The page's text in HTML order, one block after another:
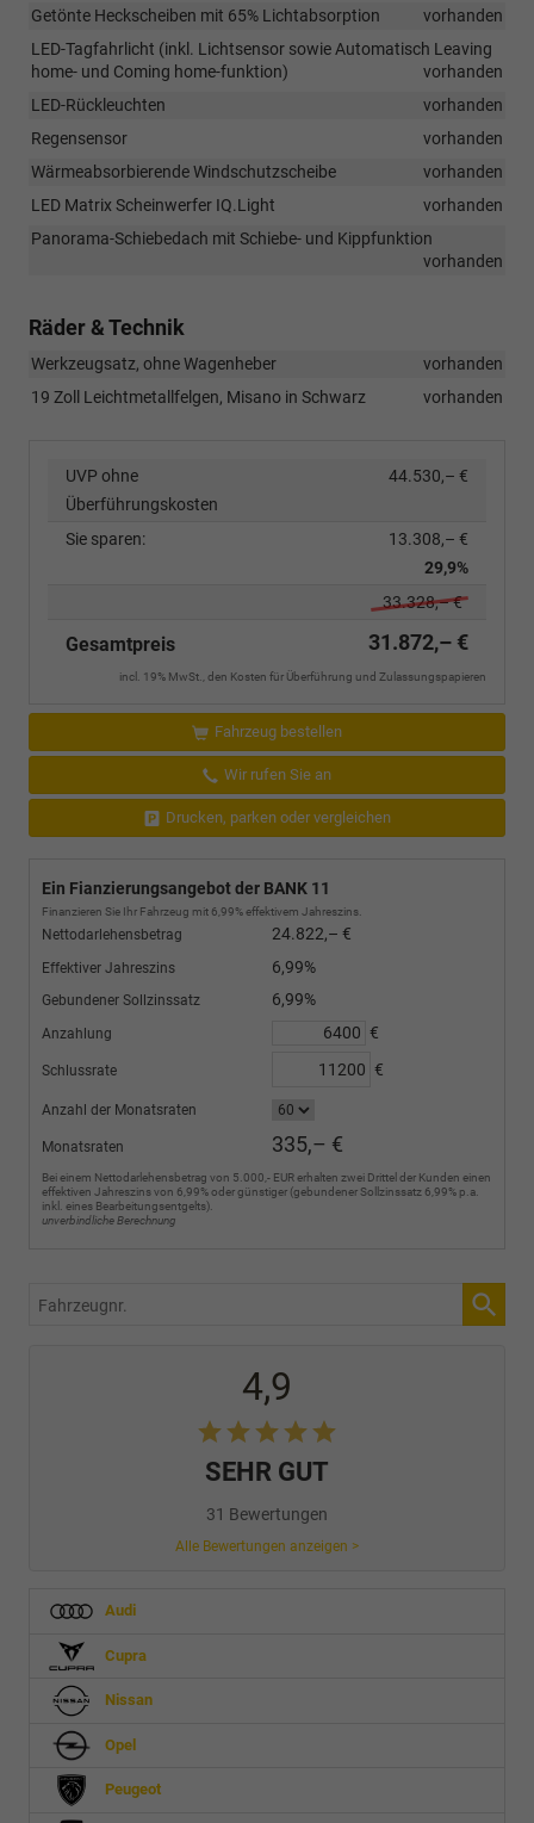
Getönte Heckscheiben mit 65% Lichtabsorption
vorhanden
LED-Tagfahrlicht (inkl. Lichtsensor sowie Automatisch Leaving
home- und Coming home-funktion)
vorhanden
LED-Rückleuchten
vorhanden
Regensensor
vorhanden
Wärmeabsorbierende Windschutzscheibe
vorhanden
LED Matrix Scheinwerfer IQ.Light
vorhanden
Panorama-Schiebedach mit Schiebe- und Kippfunktion
vorhanden
Räder & Technik
Werkzeugsatz, ohne Wagenheber
vorhanden
19 Zoll Leichtmetallfelgen, Misano in Schwarz
vorhanden
UVP ohne
Überführungskosten
44.530,– €
Sie sparen:
13.308,– €
29,9%
33.328,– €
Gesamtpreis 31.872,– €
incl. 19% MwSt., den Kosten für Überführung und Zulassungspapieren
Fahrzeug bestellen
Wir rufen Sie an
Drucken, parken oder vergleichen
Ein Fianzierungsangebot der BANK 11
Finanzieren Sie Ihr Fahrzeug mit 6,99% effektivem Jahreszins.
Nettodarlehensbetrag 24.822,– €
Effektiver Jahreszins 6,99%
Gebundener Sollzinssatz 6,99%
Anzahlung €
Schlussrate €
Anzahl der Monatsraten
Monatsraten 335,– €
Bei einem Nettodarlehensbetrag von 5.000,- EUR erhalten zwei Drittel der Kunden einen
effektiven Jahreszins von 6,99% oder günstiger (gebundener Sollzinssatz 6,99% p.a.
inkl. eines Bearbeitungsentgelts).
unverbindliche Berechnung
Fahrzeugnr.
4,9
SEHR GUT
31 Bewertungen
Alle Bewertungen anzeigen >
Audi
Cupra
Nissan
Opel
Peugeot